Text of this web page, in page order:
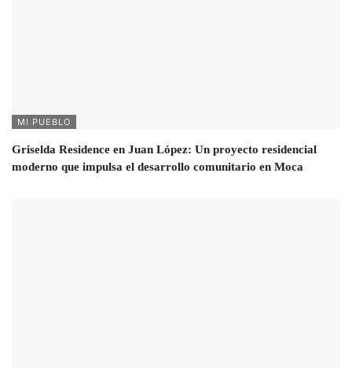
MI PUEBLO
Griselda Residence en Juan López: Un proyecto residencial
moderno que impulsa el desarrollo comunitario en Moca